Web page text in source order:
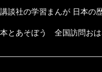
講談社の学習まんが 日本の
本とあそぼう 全国訪問お